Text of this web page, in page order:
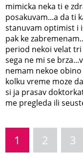
mimicka neka ti e
posakuvam...a da ti
stanuvam optimist i
pak ke
period nekoi velat tri
sega ne mi se
nemam nekoe
kolku vreme moze
si ja prasav
me pregleda ili
1 2 3